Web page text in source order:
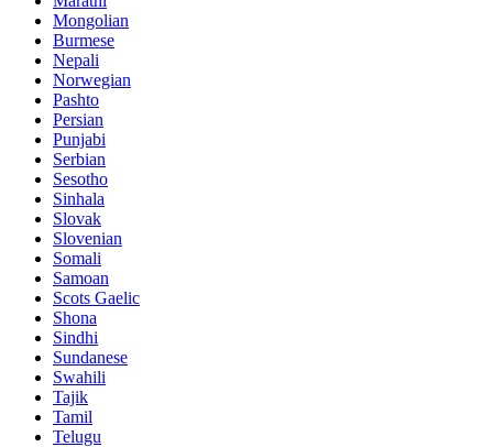
Mongolian
Burmese
Nepali
Norwegian
Pashto
Persian
Punjabi
Serbian
Sesotho
Sinhala
Slovak
Slovenian
Somali
Samoan
Scots Gaelic
Shona
Sindhi
Sundanese
Swahili
Tajik
Tamil
Telugu